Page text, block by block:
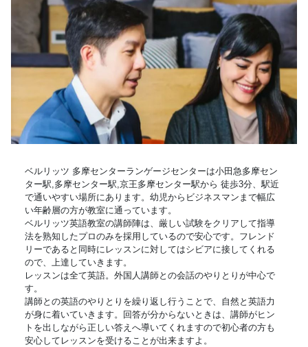
ベルリッツ 多摩センターランゲージセンターは小田急多摩セン
ター駅,多摩センター駅,京王多摩センター駅から 徒歩3分、駅近
で通いやすい場所にあります。幼児からビジネスマンまで幅広
い年齢層の方が教室に通っています。
ベルリッツ英語教室の講師陣は、厳しい試験をクリアして指導
法を熟知したプロのみを採用しているので安心です。フレンド
リーであると同時にレッスンに対してはシビアに接してくれる
ので、上達していきます。
レッスンは全て英語。外国人講師との会話のやりとりが中心で
す。
講師との英語のやりとりを繰り返し行うことで、自然と英語力
が身に着いていきます。回答が分からないときは、講師がヒン
トを出しながら正しい答えへ導いてくれますので初心者の方も
安心してレッスンを受けることが出来ますよ。